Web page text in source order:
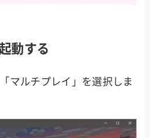
動する
マルチプレイ」を選択しま